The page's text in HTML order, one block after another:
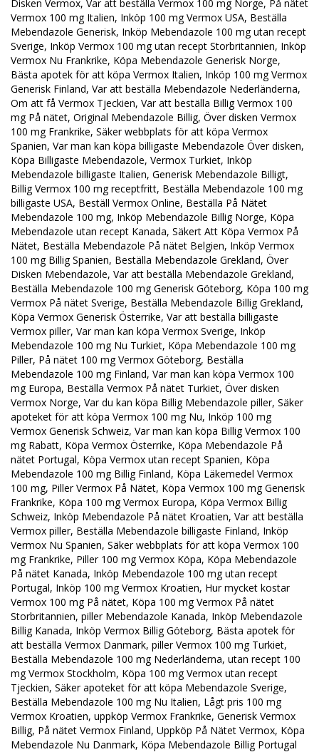
Disken Vermox, Var att beställa Vermox 100 mg Norge, På nätet
Vermox 100 mg Italien, Inköp 100 mg Vermox USA, Beställa
Mebendazole Generisk, Inköp Mebendazole 100 mg utan recept
Sverige, Inköp Vermox 100 mg utan recept Storbritannien, Inköp
Vermox Nu Frankrike, Köpa Mebendazole Generisk Norge,
Bästa apotek för att köpa Vermox Italien, Inköp 100 mg Vermox
Generisk Finland, Var att beställa Mebendazole Nederländerna,
Om att få Vermox Tjeckien, Var att beställa Billig Vermox 100
mg På nätet, Original Mebendazole Billig, Över disken Vermox
100 mg Frankrike, Säker webbplats för att köpa Vermox
Spanien, Var man kan köpa billigaste Mebendazole Över disken,
Köpa Billigaste Mebendazole, Vermox Turkiet, Inköp
Mebendazole billigaste Italien, Generisk Mebendazole Billigt,
Billig Vermox 100 mg receptfritt, Beställa Mebendazole 100 mg
billigaste USA, Beställ Vermox Online, Beställa På Nätet
Mebendazole 100 mg, Inköp Mebendazole Billig Norge, Köpa
Mebendazole utan recept Kanada, Säkert Att Köpa Vermox På
Nätet, Beställa Mebendazole På nätet Belgien, Inköp Vermox
100 mg Billig Spanien, Beställa Mebendazole Grekland, Över
Disken Mebendazole, Var att beställa Mebendazole Grekland,
Beställa Mebendazole 100 mg Generisk Göteborg, Köpa 100 mg
Vermox På nätet Sverige, Beställa Mebendazole Billig Grekland,
Köpa Vermox Generisk Österrike, Var att beställa billigaste
Vermox piller, Var man kan köpa Vermox Sverige, Inköp
Mebendazole 100 mg Nu Turkiet, Köpa Mebendazole 100 mg
Piller, På nätet 100 mg Vermox Göteborg, Beställa
Mebendazole 100 mg Finland, Var man kan köpa Vermox 100
mg Europa, Beställa Vermox På nätet Turkiet, Över disken
Vermox Norge, Var du kan köpa Billig Mebendazole piller, Säker
apoteket för att köpa Vermox 100 mg Nu, Inköp 100 mg
Vermox Generisk Schweiz, Var man kan köpa Billig Vermox 100
mg Rabatt, Köpa Vermox Österrike, Köpa Mebendazole På
nätet Portugal, Köpa Vermox utan recept Spanien, Köpa
Mebendazole 100 mg Billig Finland, Köpa Läkemedel Vermox
100 mg, Piller Vermox På Nätet, Köpa Vermox 100 mg Generisk
Frankrike, Köpa 100 mg Vermox Europa, Köpa Vermox Billig
Schweiz, Inköp Mebendazole På nätet Kroatien, Var att beställa
Vermox piller, Beställa Mebendazole billigaste Finland, Inköp
Vermox Nu Spanien, Säker webbplats för att köpa Vermox 100
mg Frankrike, Piller 100 mg Vermox Köpa, Köpa Mebendazole
På nätet Kanada, Inköp Mebendazole 100 mg utan recept
Portugal, Inköp 100 mg Vermox Kroatien, Hur mycket kostar
Vermox 100 mg På nätet, Köpa 100 mg Vermox På nätet
Storbritannien, piller Mebendazole Kanada, Inköp Mebendazole
Billig Kanada, Inköp Vermox Billig Göteborg, Bästa apotek för
att beställa Vermox Danmark, piller Vermox 100 mg Turkiet,
Beställa Mebendazole 100 mg Nederländerna, utan recept 100
mg Vermox Stockholm, Köpa 100 mg Vermox utan recept
Tjeckien, Säker apoteket för att köpa Mebendazole Sverige,
Beställa Mebendazole 100 mg Nu Italien, Lågt pris 100 mg
Vermox Kroatien, uppköp Vermox Frankrike, Generisk Vermox
Billig, På nätet Vermox Finland, Uppköp På Nätet Vermox, Köpa
Mebendazole Nu Danmark, Köpa Mebendazole Billig Portugal